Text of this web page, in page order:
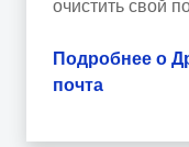
очистить свой
Подробнее о
почта